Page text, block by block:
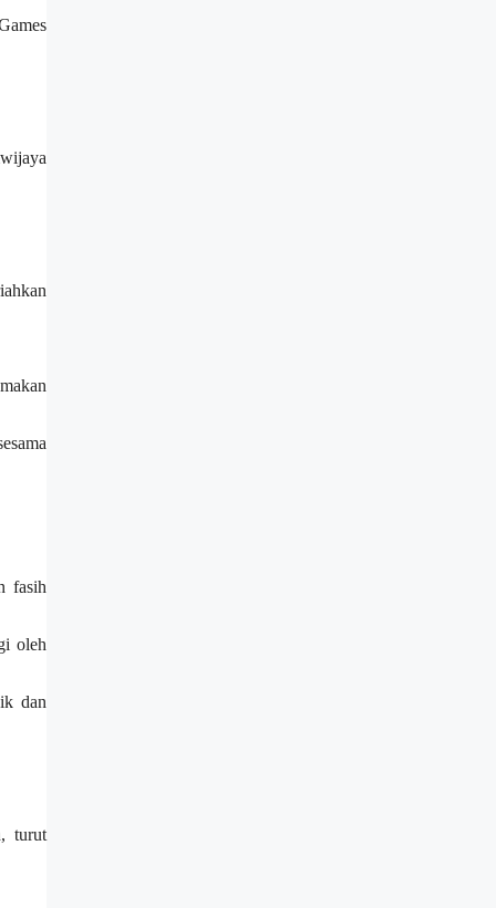
fasih
oleh
dan
turut